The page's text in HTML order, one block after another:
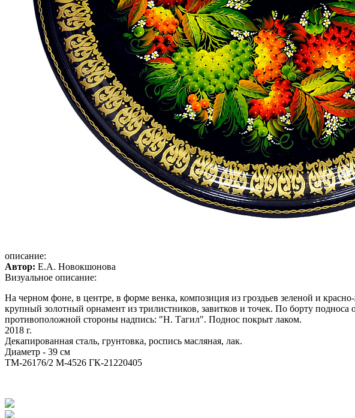
описание:
Автор: Е.А. Новокшонова
Визуальное описание:
На черном фоне, в центре, в форме венка, композиция из гроздьев зеленой и
крупный золотный орнамент из трилистников, завитков и точек. По борту
противоположной стороны надпись: "Н. Тагил". Поднос покрыт лаком.
2018 г.
Декапированная сталь, грунтовка, роспись масляная, лак.
Диаметр - 39 см
ТМ-26176/2 М-4526 ГК-21220405